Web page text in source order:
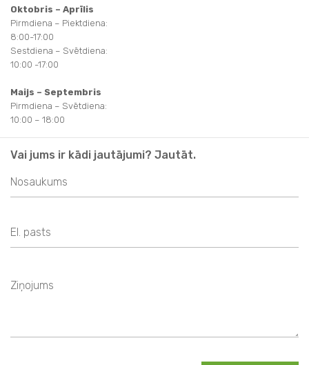
Oktobris – Aprīlis
Pirmdiena – Piektdiena:
8:00-17:00
Sestdiena – Svētdiena:
10:00 -17:00
Maijs – Septembris
Pirmdiena – Svētdiena:
10:00 – 18:00
Vai jums ir kādi jautājumi? Jautāt.